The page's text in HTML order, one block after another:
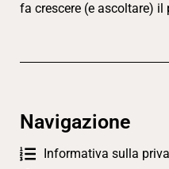
fa crescere (e ascoltare)
Navigazione
Informativa sulla